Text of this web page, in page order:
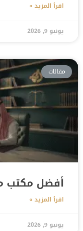
اقرأ المزيد »
يونيو 9, 2026
مقالات
أفضل مكتب
اقرأ المزيد »
يونيو 9, 2026